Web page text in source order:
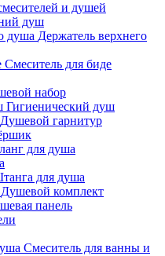
и душей
душ
Держатель верхнего
Смеситель для биде
набор
Гигиенический душ
Душевой гарнитур
для душа
для душа
Душевой комплект
панель
Смеситель для ванны и